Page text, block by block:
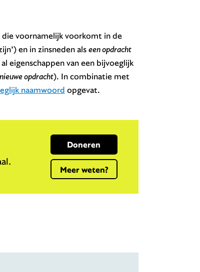
die voornamelijk voorkomt in de
en in zinsneden alseen opdracht
eigenschappen van een bijvoeglijk
opdracht). In combinatie met
naamwoord opgevat.
Doneren
Meer weten?